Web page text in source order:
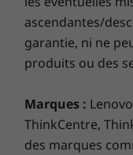
Moins
d’espace sur
ascendantes/
garantie, ni ne
produits ou des
Marques :
ThinkCentre,
des marques